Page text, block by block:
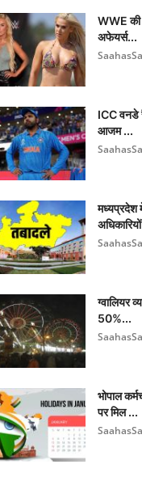
WWE की
अफेयर्स...
ICC वनडे
आजम ...
मध्यप्रदेश
ग्वालियर
50%...
भोपाल
पर मिल ...